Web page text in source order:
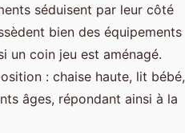
séduisent par leur côté
bien des équipements
un coin jeu est aménagé.
: chaise haute, lit bébé,
âges, répondant ainsi à la